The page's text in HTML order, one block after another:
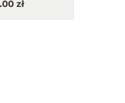
99.00 zł